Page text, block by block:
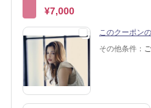
¥7,000
このクーポン
その他条件：